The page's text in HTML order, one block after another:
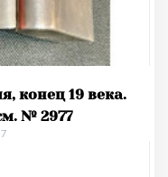
конец 19 века.
№ 2977